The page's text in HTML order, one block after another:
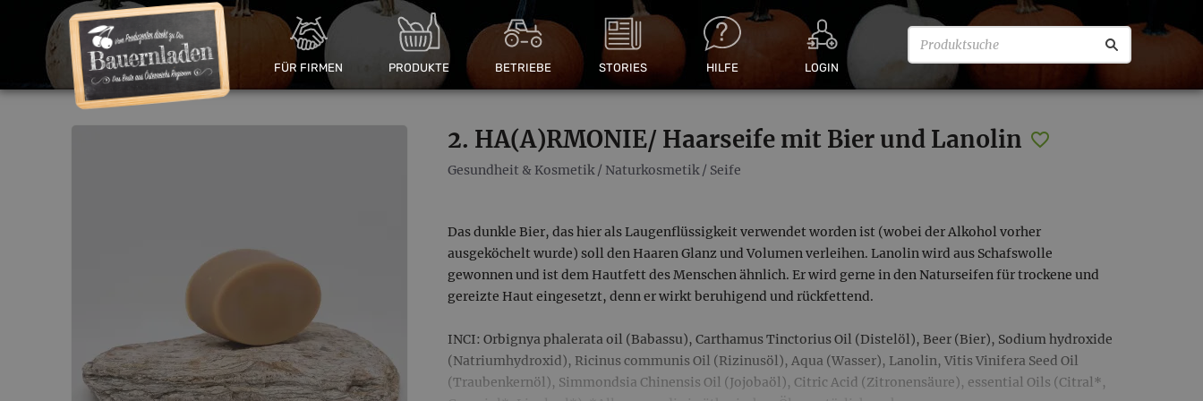
FÜR FIRMEN PRODUKTE BETRIEBE STORIES HILFE LOGIN
2. HA(A)RMONIE/ Haarseife mit Bier und Lanolin
Gesundheit & Kosmetik/ Naturkosmetik/ Seife
Das dunkle Bier, das hier als Laugenflüssigkeit verwendet worden ist (wobei der Alkohol vorher
ausgeköchelt wurde) soll den Haaren Glanz und Volumen verleihen. Lanolin wird aus Schafswolle
gewonnen und ist dem Hautfett des Menschen ähnlich. Er wird gerne in den Naturseifen für trockene und
gereizte Haut eingesetzt, denn er wirkt beruhigend und rückfettend.
INCI: Orbignya phalerata oil (Babassu), Carthamus Tinctorius Oil (Distelöl), Beer (Bier), Sodium hydroxide
(Natriumhydroxid), Ricinus communis Oil (Rizinusöl), Aqua (Wasser), Lanolin, Vitis Vinifera Seed Oil
(Traubenkernöl), Simmondsia Chinensis Oil (Jojobaöl), Citric Acid (Zitronensäure), essential Oils (Citral*,